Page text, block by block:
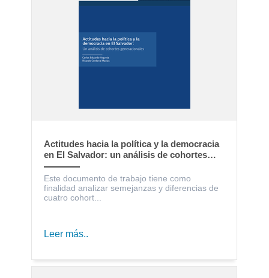
Actitudes hacia la política y la democracia
en El Salvador: un análisis de cohortes
generacionales
Este documento de trabajo tiene como
finalidad analizar semejanzas y diferencias de
cuatro cohort...
Leer más..